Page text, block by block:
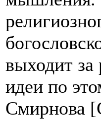
выходит за
идеи по
Смирнова